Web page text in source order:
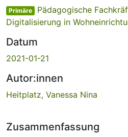
Primäre Pädagogische
Digitalisierung in
Datum
2021-01-21
Autor:innen
Heitplatz, Vanessa Nina
Zusammenfassung